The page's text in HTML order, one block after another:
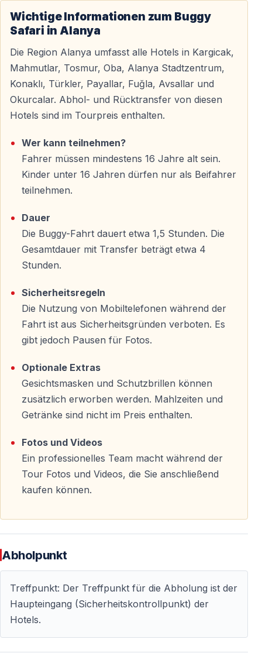
10:00–10:30 Uhr:Ankunft an der Buggy-Basis im
Taurusgebirge
10:30–10:45 Uhr:Sicherheitseinweisung +
Ausrüstungsverteilung
10:45–12:30 Uhr: 1,5 Stunden Offroad-Fahrt
12:30–13:00 Uhr:Rückkehr zur Basis
14:30–15:00 Uhr: Zurück in Alanya
oder Nachmittag am Strand.
Hoteltransfer von Alanya
Abholung inklusive von:
Alanya Zentrum(Nähe Burg und Hafen)
Mahmutlar
Avsallar (weiter westlich)
Konakli (Resortbereich)
Nahegelegene Gebiete
Hotelnamen an.
Abholzeit:08:00–08:30 Uhr
Rückkehr:14:30–15:00 Uhr
Die Buggy-Route ab Alanya
Wilde Bergpfade fernab der Touristengebiete
und Einkaufsstraßen — in authentische Bergwildnis:
—Waldwegedurch dichte Pinienwälder
—Felsige Bergpfademit Höhenunterschieden
—Staub- und Schlammstrecken— echtes Offroad-
Erlebnis
—Aussichtspunktemit Blick auf Täler
—Unberührte Naturstatt Touristenpfade
Wichtige Informationen zum Buggy
Safari in Alanya
Die Region Alanya umfasst alle Hotels in Kargicak,
Mahmutlar, Tosmur, Oba, Alanya Stadtzentrum,
Konaklı, Türkler, Payallar, Fuğla, Avsallar und
Okurcalar. Abhol- und Rücktransfer von diesen
Hotels sind im Tourpreis enthalten.
Wer kann teilnehmen?
Fahrer müssen mindestens 16 Jahre alt sein.
Kinder unter 16 Jahren dürfen nur als Beifahrer
teilnehmen.
Dauer
Die Buggy-Fahrt dauert etwa 1,5 Stunden. Die
Gesamtdauer mit Transfer beträgt etwa 4
Stunden.
Sicherheitsregeln
Die Nutzung von Mobiltelefonen während der
Fahrt ist aus Sicherheitsgründen verboten. Es
gibt jedoch Pausen für Fotos.
Optionale Extras
Gesichtsmasken und Schutzbrillen können
zusätzlich erworben werden. Mahlzeiten und
Getränke sind nicht im Preis enthalten.
Fotos und Videos
Ein professionelles Team macht während der
Tour Fotos und Videos, die Sie anschließend
kaufen können.
Abholpunkt
Treffpunkt: Der Treffpunkt für die Abholung ist der
Haupteingang (Sicherheitskontrollpunkt) der
Hotels.